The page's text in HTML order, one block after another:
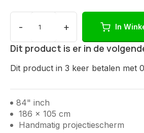
- + In
Dit product is er in de
Dit product in 3 keer betalen met
84" inch
186 x 105 cm
Handmatig projectiescherm